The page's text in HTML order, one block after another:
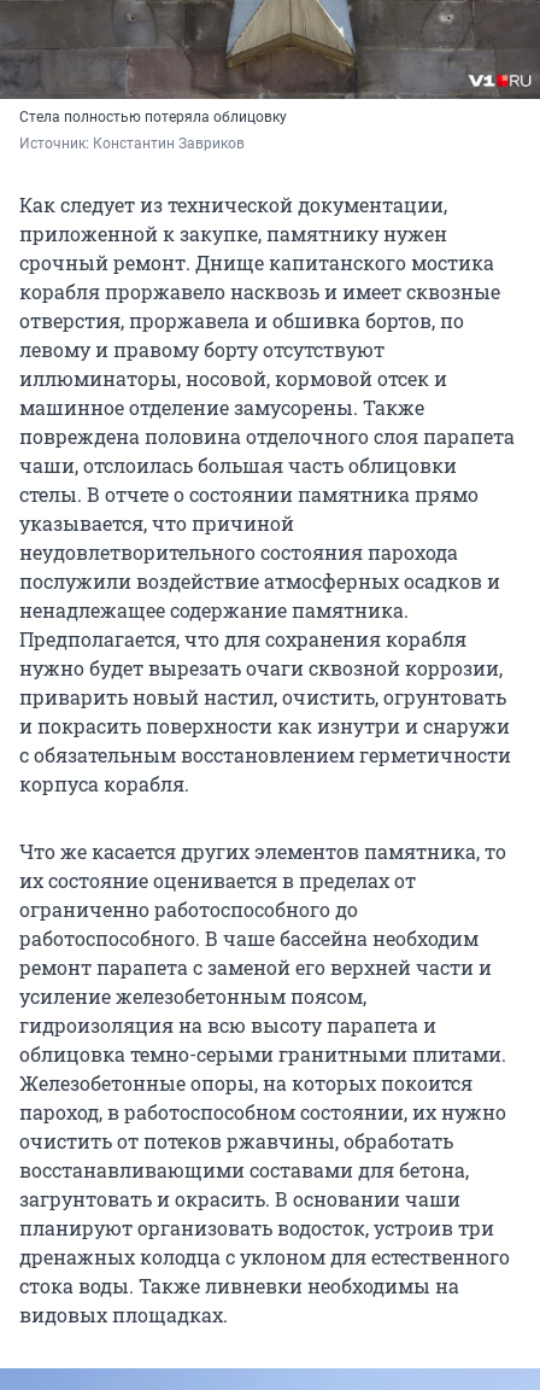
Стела полностью потеряла облицовку
Источник: Константин Завриков
Как следует из технической документации,
приложенной к закупке, памятнику нужен
срочный ремонт. Днище капитанского мостика
корабля проржавело насквозь и имеет сквозные
отверстия, проржавела и обшивка бортов, по
левому и правому борту отсутствуют
иллюминаторы, носовой, кормовой отсек и
машинное отделение замусорены. Также
повреждена половина отделочного слоя парапета
чаши, отслоилась большая часть облицовки
стелы. В отчете о состоянии памятника прямо
указывается, что причиной
неудовлетворительного состояния парохода
послужили воздействие атмосферных осадков и
ненадлежащее содержание памятника.
Предполагается, что для сохранения корабля
нужно будет вырезать очаги сквозной коррозии,
приварить новый настил, очистить, огрунтовать
и покрасить поверхности как изнутри и снаружи
с обязательным восстановлением герметичности
корпуса корабля.
Что же касается других элементов памятника, то
их состояние оценивается в пределах от
ограниченно работоспособного до
работоспособного. В чаше бассейна необходим
ремонт парапета с заменой его верхней части и
усиление железобетонным поясом,
гидроизоляция на всю высоту парапета и
облицовка темно-серыми гранитными плитами.
Железобетонные опоры, на которых покоится
пароход, в работоспособном состоянии, их нужно
очистить от потеков ржавчины, обработать
восстанавливающими составами для бетона,
загрунтовать и окрасить. В основании чаши
планируют организовать водосток, устроив три
дренажных колодца с уклоном для естественного
стока воды. Также ливневки необходимы на
видовых площадках.